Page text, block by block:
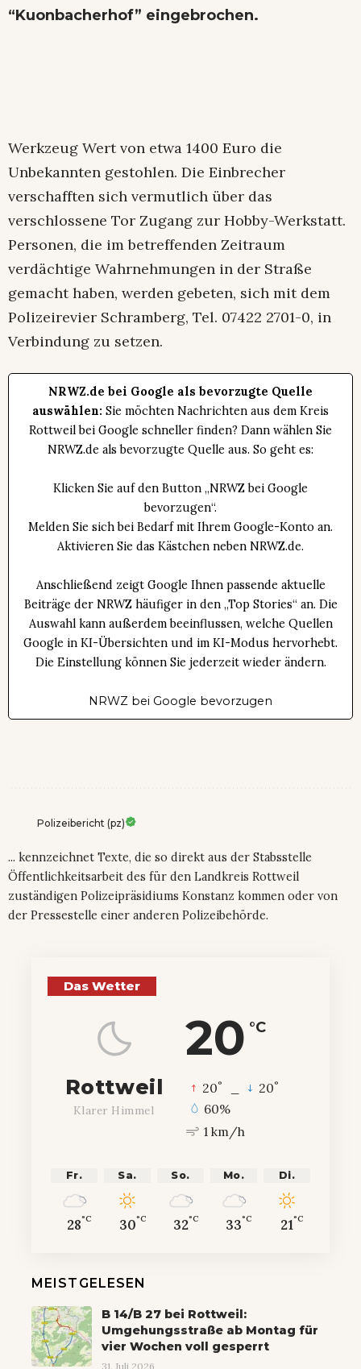
“Kuonbacherhof” eingebrochen.
Werkzeug Wert von etwa 1400 Euro die
Unbekannten gestohlen. Die Einbrecher
verschafften sich vermutlich über das
verschlossene Tor Zugang zur Hobby-Werkstatt.
Personen, die im betreffenden Zeitraum
verdächtige Wahrnehmungen in der Straße
gemacht haben, werden gebeten, sich mit dem
Polizeirevier Schramberg, Tel. 07422 2701-0, in
Verbindung zu setzen.
NRWZ.de bei Google als bevorzugte Quelle
auswählen: Sie möchten Nachrichten aus dem Kreis
Rottweil bei Google schneller finden? Dann wählen Sie
NRWZ.de als bevorzugte Quelle aus. So geht es:
Klicken Sie auf den Button „NRWZ bei Google
bevorzugen“.
Melden Sie sich bei Bedarf mit Ihrem Google-Konto an.
Aktivieren Sie das Kästchen neben NRWZ.de.
Anschließend zeigt Google Ihnen passende aktuelle
Beiträge der NRWZ häufiger in den „Top Stories“ an. Die
Auswahl kann außerdem beeinflussen, welche Quellen
Google in KI-Übersichten und im KI-Modus hervorhebt.
Die Einstellung können Sie jederzeit wieder ändern.
NRWZ bei Google bevorzugen
Polizeibericht (pz)
... kennzeichnet Texte, die so direkt aus der Stabsstelle
Öffentlichkeitsarbeit des für den Landkreis Rottweil
zuständigen Polizeipräsidiums Konstanz kommen oder von
der Pressestelle einer anderen Polizeibehörde.
Das Wetter
20 °C
Rottweil
Klarer Himmel
20° 20°
60%
1 km/h
Fr.
28°C
Sa.
30°C
So.
32°C
Mo.
33°C
Di.
21°C
MEISTGELESEN
B 14/B 27 bei Rottweil:
Umgehungsstraße ab Montag für
vier Wochen voll gesperrt
31. Juli 2026